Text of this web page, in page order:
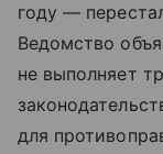
году —
Ведомство
не выполняет
для